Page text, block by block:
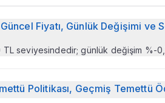
Fiyatı, Günlük Değişimi ve
TL seviyesindedir; günlük değişim %-
Politikası, Geçmiş